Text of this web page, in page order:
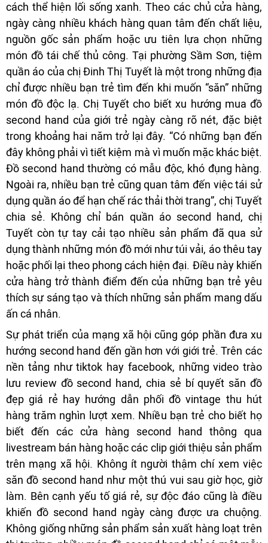
cách thể hiện lối sống xanh. Theo các chủ cửa hàng,
ngày càng nhiều khách hàng quan tâm đến chất liệu,
nguồn gốc sản phẩm hoặc ưu tiên lựa chọn những
món đồ tái chế thủ công. Tại phường Sầm Sơn, tiệm
quần áo của chị Đinh Thị Tuyết là một trong những địa
chỉ được nhiều bạn trẻ tìm đến khi muốn “săn” những
món đồ độc lạ. Chị Tuyết cho biết xu hướng mua đồ
second hand của giới trẻ ngày càng rõ nét, đặc biệt
trong khoảng hai năm trở lại đây. “Có những bạn đến
đây không phải vì tiết kiệm mà vì muốn mặc khác biệt.
Đồ second hand thường có mẫu độc, khó đụng hàng.
Ngoài ra, nhiều bạn trẻ cũng quan tâm đến việc tái sử
dụng quần áo để hạn chế rác thải thời trang”, chị Tuyết
chia sẻ. Không chỉ bán quần áo second hand, chị
Tuyết còn tự tay cải tạo nhiều sản phẩm đã qua sử
dụng thành những món đồ mới như túi vải, áo thêu tay
hoặc phối lại theo phong cách hiện đại. Điều này khiến
cửa hàng trở thành điểm đến của những bạn trẻ yêu
thích sự sáng tạo và thích những sản phẩm mang dấu
ấn cá nhân.
Sự phát triển của mạng xã hội cũng góp phần đưa xu
hướng second hand đến gần hơn với giới trẻ. Trên các
nền tảng như tiktok hay facebook, những video trào
lưu review đồ second hand, chia sẻ bí quyết săn đồ
đẹp giá rẻ hay hướng dẫn phối đồ vintage thu hút
hàng trăm nghìn lượt xem. Nhiều bạn trẻ cho biết họ
biết đến các cửa hàng second hand thông qua
livestream bán hàng hoặc các clip giới thiệu sản phẩm
trên mạng xã hội. Không ít người thậm chí xem việc
săn đồ second hand như một thú vui sau giờ học, giờ
làm. Bên cạnh yếu tố giá rẻ, sự độc đáo cũng là điều
khiến đồ second hand ngày càng được ưa chuộng.
Không giống những sản phẩm sản xuất hàng loạt trên